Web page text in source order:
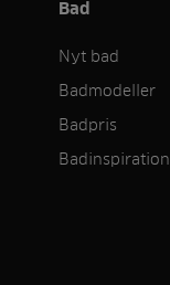
Bad
Nyt bad
Badmodeller
Badpris
Badinspiration